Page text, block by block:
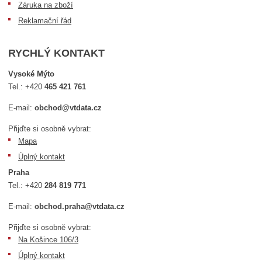
Záruka na zboží
Reklamační řád
RYCHLÝ KONTAKT
Vysoké Mýto
Tel.:+420465 421 761
E-mail:obchod@vtdata.cz
Přijďte si osobně vybrat:
Mapa
Úplný kontakt
Praha
Tel.:+420284 819 771
E-mail:obchod.praha@vtdata.cz
Přijďte si osobně vybrat:
Na Košince 106/3
Úplný kontakt